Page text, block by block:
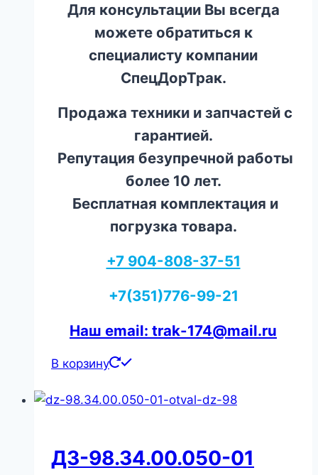
Для консультации Вы всегда
можете обратиться к
специалисту компании
СпецДорТрак.
Продажа техники и запчастей с
гарантией.
Репутация безупречной работы
более 10 лет.
Бесплатная комплектация и
погрузка товара.
+7 904-808-37-51
+7(351)776-99-21
Наш email: trak-174@mail.ru
В корзину
ДЗ-98.34.00.050-01